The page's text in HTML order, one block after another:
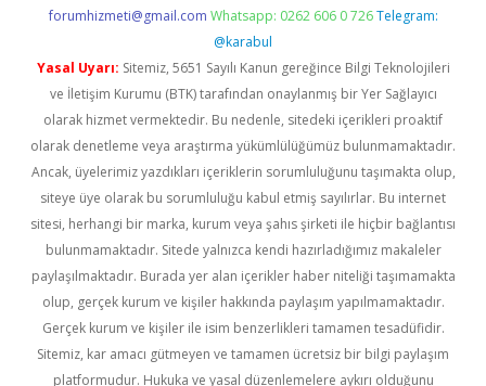
forumhizmeti@gmail.com Whatsapp: 0262 606 0 726 Telegram:
@karabul
Yasal Uyarı: Sitemiz, 5651 Sayılı Kanun gereğince Bilgi Teknolojileri
ve İletişim Kurumu (BTK) tarafından onaylanmış bir Yer Sağlayıcı
olarak hizmet vermektedir. Bu nedenle, sitedeki içerikleri proaktif
olarak denetleme veya araştırma yükümlülüğümüz bulunmamaktadır.
Ancak, üyelerimiz yazdıkları içeriklerin sorumluluğunu taşımakta olup,
siteye üye olarak bu sorumluluğu kabul etmiş sayılırlar. Bu internet
sitesi, herhangi bir marka, kurum veya şahıs şirketi ile hiçbir bağlantısı
bulunmamaktadır. Sitede yalnızca kendi hazırladığımız makaleler
paylaşılmaktadır. Burada yer alan içerikler haber niteliği taşımamakta
olup, gerçek kurum ve kişiler hakkında paylaşım yapılmamaktadır.
Gerçek kurum ve kişiler ile isim benzerlikleri tamamen tesadüfidir.
Sitemiz, kar amacı gütmeyen ve tamamen ücretsiz bir bilgi paylaşım
platformudur. Hukuka ve yasal düzenlemelere aykırı olduğunu